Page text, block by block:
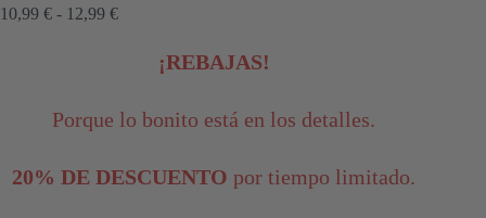
10,99 € - 12,99 €Rango
precios:
hasta
12,99 €
¡REBAJAS!
Porque lo bonito está en los detalles.
20% DE DESCUENTO por tiempo limitado.